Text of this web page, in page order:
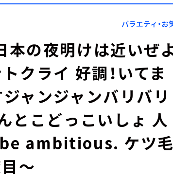
YouTube
会社情報
バラエティ・お
本の夜明けは近いぜ
クライ 好調！いてま
ャンジャンバリバリ
とこどっこいしょ 人
be ambitious. ケツ毛
～